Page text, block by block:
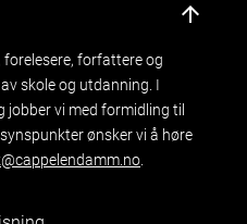
forelesere, forfattere og
skole og utdanning. I
jobber vi med formidling til
ønsker vi å høre
arrow_upward